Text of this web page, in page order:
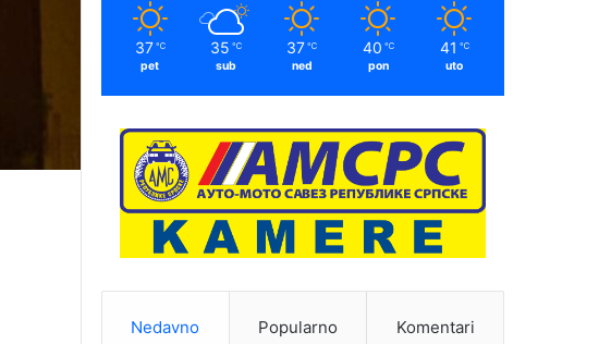
37 ℃
pet
35 ℃
sub
37 ℃
ned
40 ℃
pon
41 ℃
uto
Nedavno Popularno Komentari